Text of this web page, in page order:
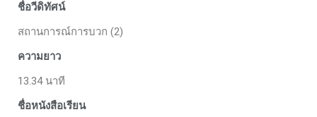
ชื่อวีดิทัศน์
สถานการณ์การบวก (2)
ความยาว
13.34 นาที
ชื่อหนังสือเรียน